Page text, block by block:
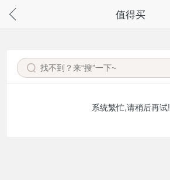
请通过微信或支付宝搜“奇兔客小程序”访问
值得买
系统繁忙,请稍后再试!